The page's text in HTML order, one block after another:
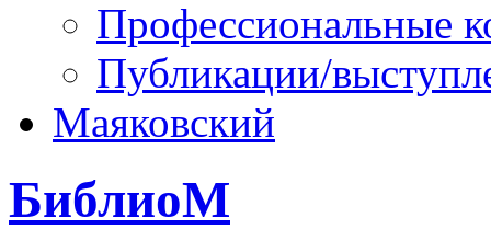
Профессиональные
Публикации/
Маяковский
БиблиоМ